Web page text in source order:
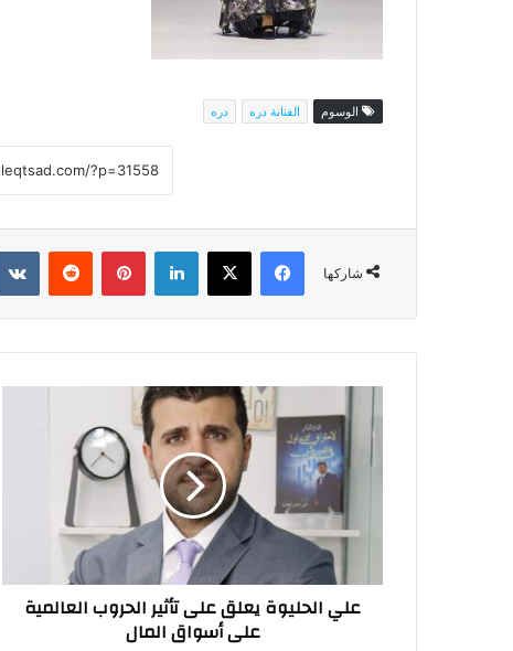
الوسوم الفنانة دره دره
شاركها
فيسبوك‫X لينكدإن بينتيريست
الحليوة
يعلق
على
الحروب
العالمية
أسواق
المالعلي الحليوة يعلق على تأثير الحروب العالمية
على أسواق المال